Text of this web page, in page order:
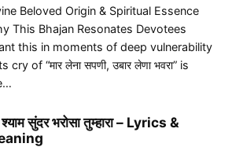
Beloved Origin & Spiritual Essence
This Bhajan Resonates Devotees
this in moments of deep vulnerability
cry of “मार लेना सपणी, उबार लेणा भवरा” is
सुंदर भरोसा तुम्हारा – Lyrics &